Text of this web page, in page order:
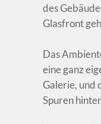
des
Glasfront
Das
eine ganz
Galerie, und
Spuren